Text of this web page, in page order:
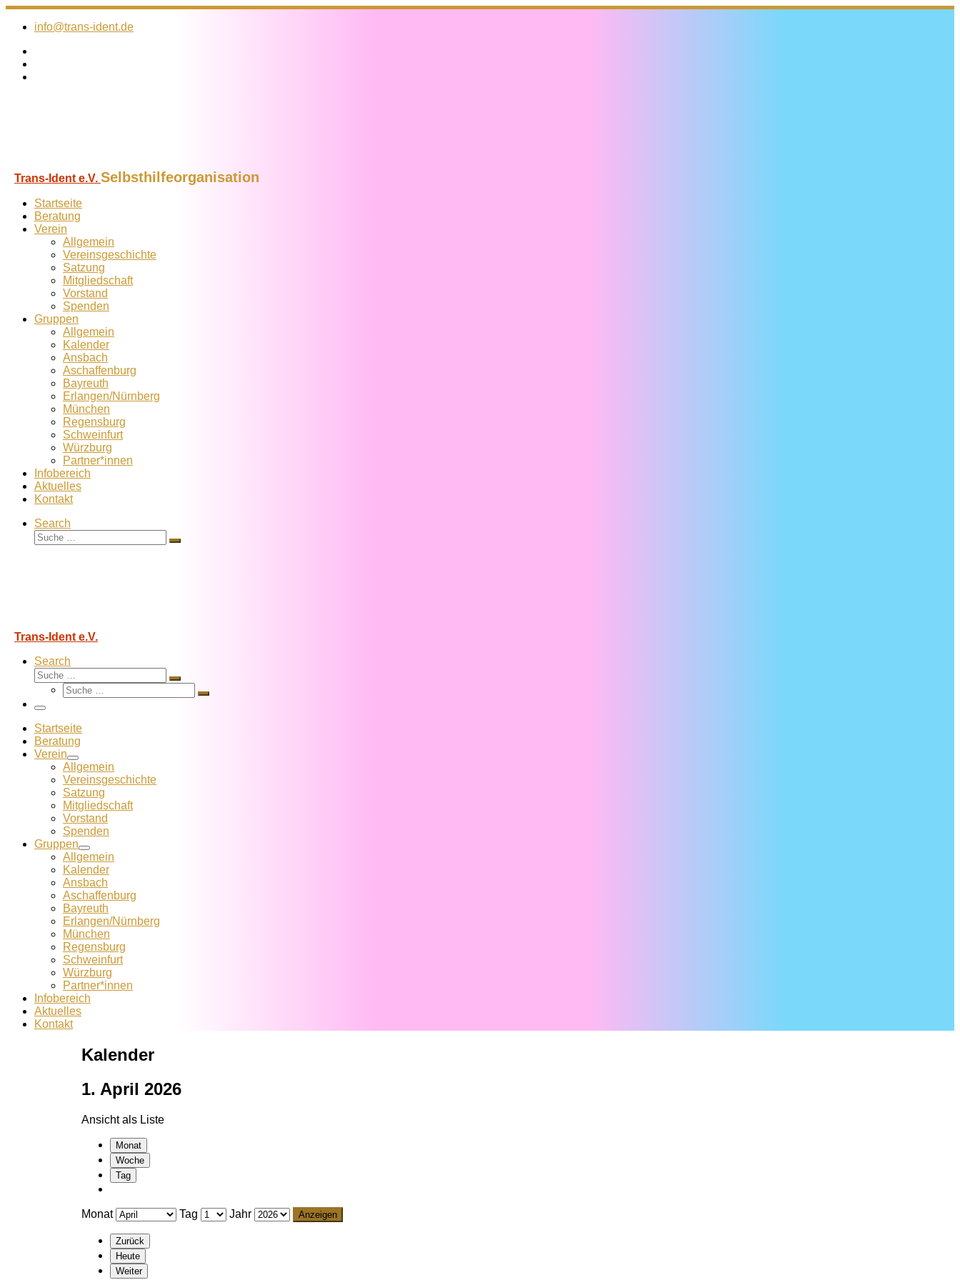
Zum
Inhalt
info@trans-ident.de
Trans-Ident e.V. Selbsthilfeorganisation
Startseite
Beratung
Verein
Allgemein
Vereins­geschichte
Satzung
Mitglied­schaft
Vorstand
Spenden
Gruppen
Allgemein
Kalender
Ansbach
Aschaffenburg
Bayreuth
Erlangen/Nürnberg
München
Regensburg
Schweinfurt
Würzburg
Partner*innen
Infobereich
Aktuelles
Kontakt
Search
Suche
Suche
Trans-Ident e.V.
Search
Suche
Suche
Suche
Suche
Menü
Startseite
Beratung
Verein
Allgemein
Vereins­geschichte
Satzung
Mitglied­schaft
Vorstand
Spenden
Gruppen
Allgemein
Kalender
Ansbach
Aschaffenburg
Bayreuth
Erlangen/Nürnberg
München
Regensburg
Schweinfurt
Würzburg
Partner*innen
Infobereich
Aktuelles
Kontakt
Kalender
1. April 2026
Ansicht als Liste
Monat
Woche
Tag
Monat Tag Jahr
Zurück
Heute
Weiter